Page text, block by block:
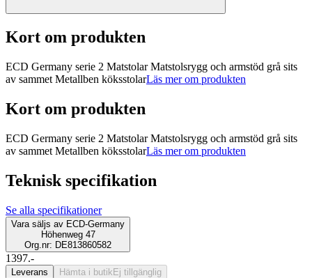
Kort om produkten
ECD Germany serie 2 Matstolar Matstolsrygg och armstöd grå sits
av sammet Metallben köksstolarLäs mer om produkten
Kort om produkten
ECD Germany serie 2 Matstolar Matstolsrygg och armstöd grå sits
av sammet Metallben köksstolarLäs mer om produkten
Teknisk specifikation
Se alla specifikationer
Vara säljs av ECD-Germany
Höhenweg 47
Org.nr: DE813860582
1397.-
Leverans Hämta i butik Ej tillgänglig